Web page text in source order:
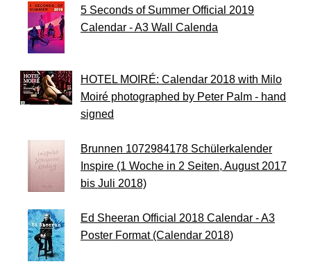
5 Seconds of Summer Official 2019
Calendar - A3 Wall Calenda
HOTEL MOIRÉ: Calendar 2018 with Milo
Moiré photographed by Peter Palm - hand
signed
Brunnen 1072984178 Schülerkalender
Inspire (1 Woche in 2 Seiten, August 2017
bis Juli 2018)
Ed Sheeran Official 2018 Calendar - A3
Poster Format (Calendar 2018)